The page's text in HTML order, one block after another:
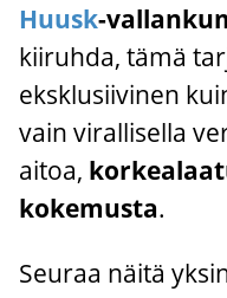
Huusk-
kiiruhda, tämä
eksklusiivinen
vain virallisella
aitoa,
kokemusta.
Seuraa näitä